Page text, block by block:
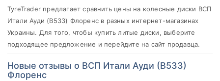
TyreTrader предлагает сравнить цены на колесные диски ВСП
Итали Ауди (В533) Флоренс в разных интернет-магазинах
Украины. Для того, чтобы купить литые диски, выберите
подходящее предложение и перейдите на сайт продавца.
Новые отзывы о ВСП Итали Ауди (В533)
Флоренс
от до
Все бренды